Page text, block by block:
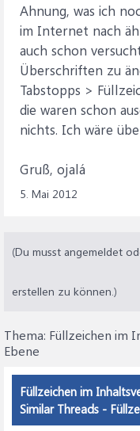
Ahnung, was ich
im Internet nach
auch schon
Überschriften zu
Tabstopps >
die waren schon
nichts. Ich wäre
Gruß, ojalá
5. Mai 2012
(Du musst angemeldet
erstellen zu können.)
Thema: Füllzeichen im
Ebene
Füllzeichen im
Similar Threads -